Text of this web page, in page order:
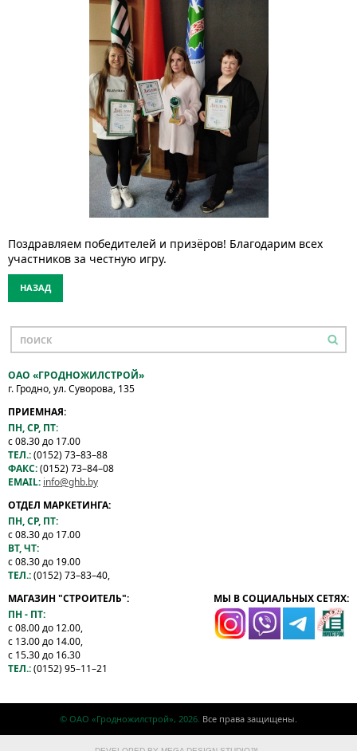
Поздравляем победителей и призёров! Благодарим всех
участников за честную игру.
НАЗАД
ОАО «ГРОДНОЖИЛСТРОЙ»
г. Гродно, ул. Суворова, 135
ПРИЕМНАЯ:
ПН, СР, ПТ:
с 08.30 до 17.00
ТЕЛ.:(0152) 73–83–88
ФАКС:(0152) 73–84–08
EMAIL: info@ghb.by
ОТДЕЛ МАРКЕТИНГА:
ПН, СР, ПТ:
с 08.30 до 17.00
ВТ, ЧТ:
с 08.30 до 19.00
ТЕЛ.:(0152) 73–83–40,
МАГАЗИН "СТРОИТЕЛЬ":
ПН - ПТ:
с 08.00 до 12.00,
с 13.00 до 14.00,
с 15.30 до 16.30
ТЕЛ.:(0152) 95–11–21
МЫ В СОЦИАЛЬНЫХ СЕТЯХ:
© ОАО «Гродножилстрой», 2026. Все права защищены.